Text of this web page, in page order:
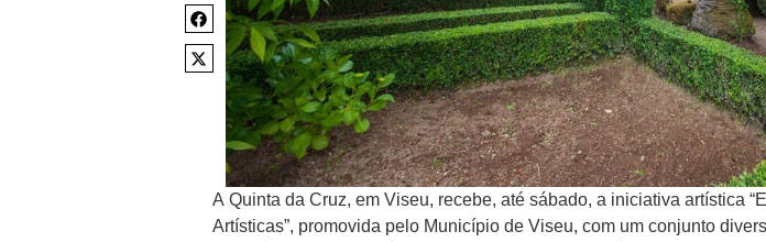
A Quinta da Cruz, em Viseu, recebe, até sábado, a iniciativa artística
Artísticas”, promovida pelo Município de Viseu, com um conjunto